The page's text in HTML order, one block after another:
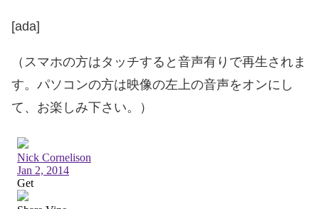
[ada]
（スマホの方はタッチすると音声有りで再生されま
す。パソコンの方は映像の左上の音声をオンにし
て、お楽しみ下さい。）